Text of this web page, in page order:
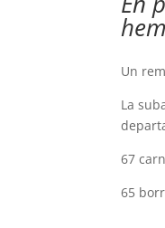
Un
La
67
65